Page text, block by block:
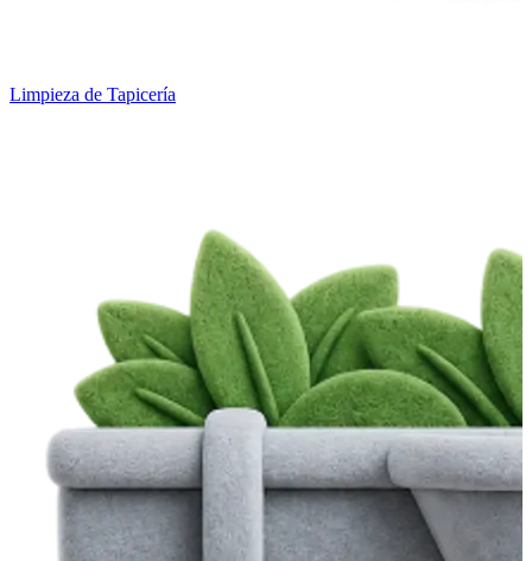
Limpieza de Tapicería